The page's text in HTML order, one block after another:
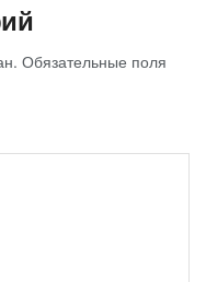
Обязательные поля